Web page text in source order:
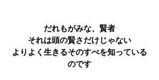
だれもがみな、賢者
それは頭の賢さだけじゃない
よりよく生きるそのすべを知っている
のです